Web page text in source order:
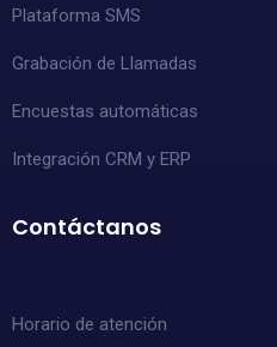
Plataforma SMS
Grabación de Llamadas
Encuestas automáticas
Integración CRM y ERP
Contáctanos
Horario de atención